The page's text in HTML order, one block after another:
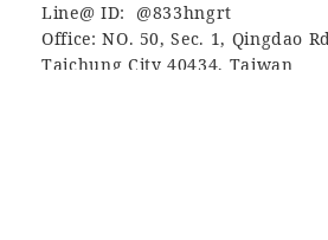
Line@ ID: @833hngrt
Office: NO. 50, Sec. 1, Qingdao
Taichung City 40434, Taiwan